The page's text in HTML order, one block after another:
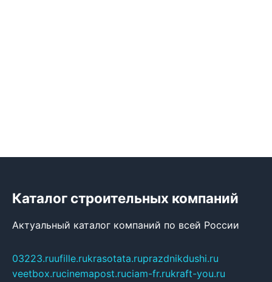
Каталог строительных компаний
Актуальный каталог компаний по всей России
03223.ruufille.rukrasotata.ruprazdnikdushi.ru
veetbox.rucinemapost.ruciam-fr.rukraft-you.ru